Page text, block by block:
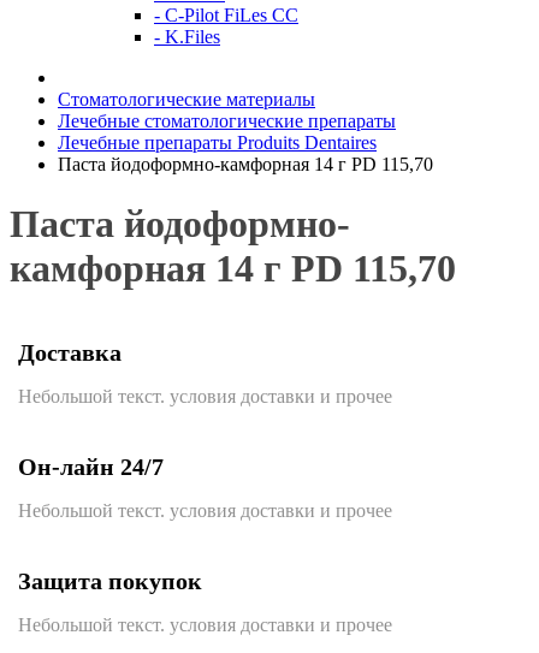
- C-Pilot FiLes CC
- K.Files
Стоматологические материалы
Лечебные стоматологические препараты
Лечебные препараты Produits Dentaires
Паста йодоформно-камфорная 14 г PD 115,70
Паста йодоформно-
камфорная 14 г PD 115,70
Доставка
Небольшой текст. условия доставки и прочее
Он-лайн 24/7
Небольшой текст. условия доставки и прочее
Защита покупок
Небольшой текст. условия доставки и прочее